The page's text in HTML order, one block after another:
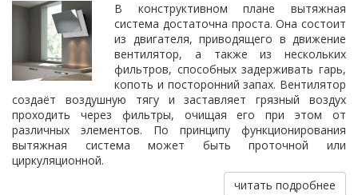
В конструктивном плане вытяжная
система достаточна проста. Она состоит
из двигателя, приводящего в движение
вентилятор, а также из нескольких
фильтров, способных задерживать гарь,
копоть и посторонний запах. Вентилятор
создаёт воздушную тягу и заставляет грязный воздух
проходить через фильтры, очищая его при этом от
различных элементов. По принципу функционирования
вытяжная система может быть проточной или
циркуляционной.
читать подробнее